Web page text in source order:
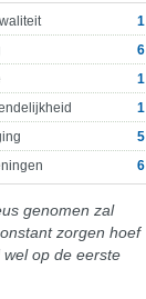
1
6
1
1
5
6
genomen zal
zorgen hoef
op de eerste